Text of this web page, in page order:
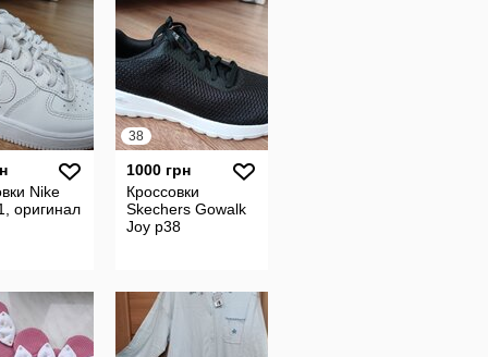
Nike
оригинал
38
1000 грн
Кроссовки
Skechers Gowalk
Joy р38